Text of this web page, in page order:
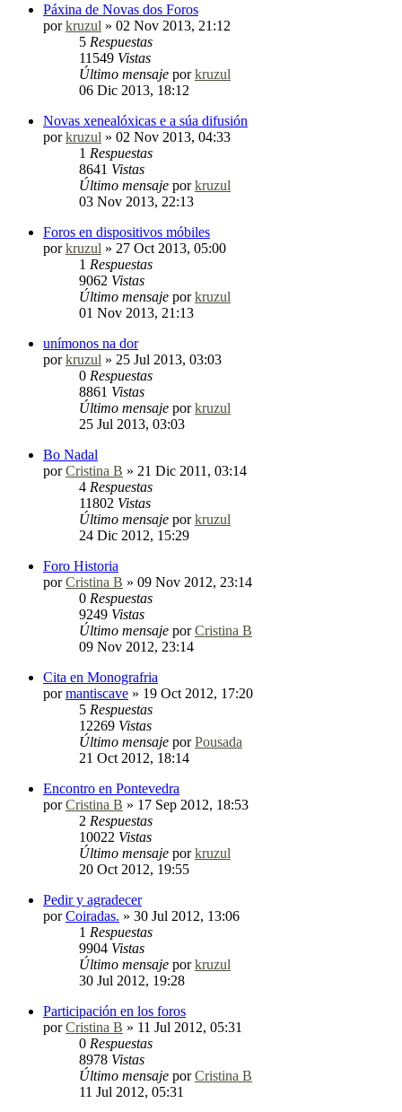
Páxina de Novas dos Foros
porkruzul » 02 Nov 2013, 21:12
5 Respuestas
11549 Vistas
Último mensaje porkruzul
06 Dic 2013, 18:12
Novas xenealóxicas e a súa difusión
porkruzul » 02 Nov 2013, 04:33
1 Respuestas
8641 Vistas
Último mensaje porkruzul
03 Nov 2013, 22:13
Foros en dispositivos móbiles
porkruzul » 27 Oct 2013, 05:00
1 Respuestas
9062 Vistas
Último mensaje porkruzul
01 Nov 2013, 21:13
unímonos na dor
porkruzul » 25 Jul 2013, 03:03
0 Respuestas
8861 Vistas
Último mensaje porkruzul
25 Jul 2013, 03:03
Bo Nadal
porCristina B » 21 Dic 2011, 03:14
4 Respuestas
11802 Vistas
Último mensaje porkruzul
24 Dic 2012, 15:29
Foro Historia
porCristina B » 09 Nov 2012, 23:14
0 Respuestas
9249 Vistas
Último mensaje porCristina B
09 Nov 2012, 23:14
Cita en Monografria
pormantiscave » 19 Oct 2012, 17:20
5 Respuestas
12269 Vistas
Último mensaje porPousada
21 Oct 2012, 18:14
Encontro en Pontevedra
porCristina B » 17 Sep 2012, 18:53
2 Respuestas
10022 Vistas
Último mensaje porkruzul
20 Oct 2012, 19:55
Pedir y agradecer
porCoiradas. » 30 Jul 2012, 13:06
1 Respuestas
9904 Vistas
Último mensaje porkruzul
30 Jul 2012, 19:28
Participación en los foros
porCristina B » 11 Jul 2012, 05:31
0 Respuestas
8978 Vistas
Último mensaje porCristina B
11 Jul 2012, 05:31